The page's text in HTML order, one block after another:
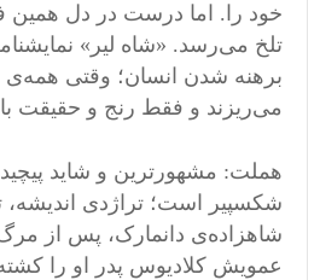
خود را. اما درست در دل همین
تلخ می‌رسد. «شاه لیر»
برهنه‌ شدن انسان؛ وقتی
می‌ریزند و فقط رنج و حقیقت
هملت: مشهورترین و شاید
شکسپیر است؛ تراژدی اندیشه،
شاهزاده‌ی دانمارک، پس از
عمویش کلادیوس پدر او را